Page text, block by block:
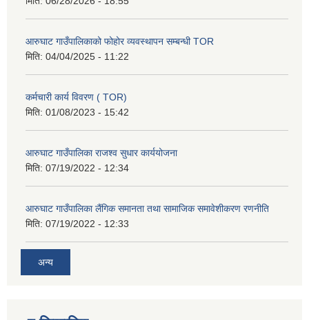
आरुघाट गाउँपालिकाको फोहोर व्यवस्थापन सम्बन्धी TOR
मिति: 04/04/2025 - 11:22
कर्मचारी कार्य विवरण ( TOR)
मिति: 01/08/2023 - 15:42
आरुघाट गाउँपालिका राजश्व सुधार कार्ययोजना
मिति: 07/19/2022 - 12:34
आरुघाट गाउँपालिका लैंगिक समानता तथा सामाजिक समावेशीकरण रणनीति
मिति: 07/19/2022 - 12:33
अन्य